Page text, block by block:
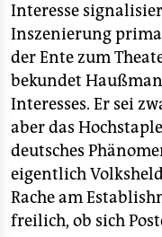
Interesse
Inszenierung prima
der Ente zum
bekundet
Interesses. Er sei
aber das
deutsches
eigentlich
Rache am
freilich, ob sich